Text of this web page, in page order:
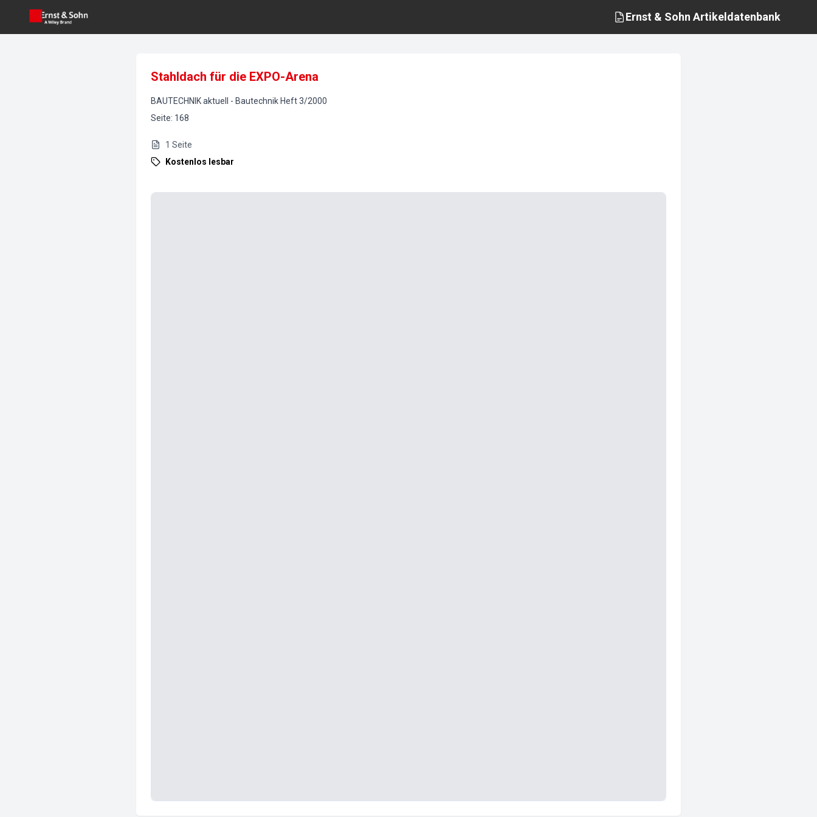
Ernst & Sohn Artikeldatenbank
Stahldach für die EXPO-Arena
BAUTECHNIK aktuell - Bautechnik Heft3/2000
Seite: 168
1 Seite
Kostenlos lesbar